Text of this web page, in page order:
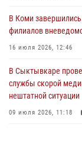
В Сыктывкаре
Дня Крещения Руси и
28 июля 2026, 13:32
В Коми
филиалов
16 июля 2026, 12:46
В Сыктывкаре
службы скорой
нештатной ситуации
09 июля 2026, 11:18